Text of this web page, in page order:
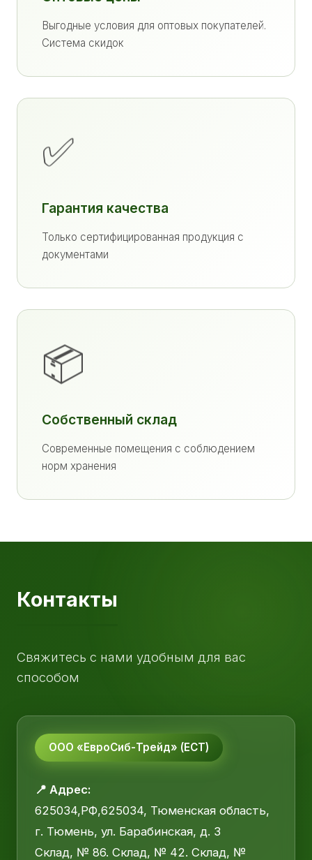
Выгодные условия для оптовых покупателей.
Система скидок
✅
Гарантия качества
Только сертифицированная продукция с
документами
📦
Собственный склад
Современные помещения с соблюдением
норм хранения
Контакты
Свяжитесь с нами удобным для вас
способом
ООО «ЕвроСиб-Трейд» (ЕСТ)
📍 Адрес:
625034,РФ,625034, Тюменская область,
г. Тюмень, ул. Барабинская, д. 3
Склад, № 86. Склад, № 42. Склад, №